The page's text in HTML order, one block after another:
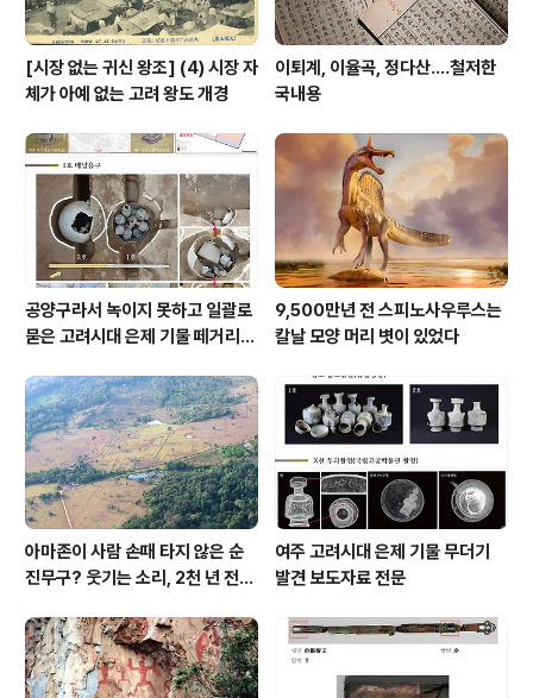
[시장 없는 귀신 왕조] (4) 시장 자
체가 아예 없는 고려 왕도 개경
이퇴계, 이율곡, 정다산....철저한
국내용
공양구라서 녹이지 못하고 일괄로
묻은 고려시대 은제 기물 떼거리로
9,500만년 전 스피노사우루스는
칼날 모양 머리 볏이 있었다
아마존이 사람 손때 타지 않은 순
진무구? 웃기는 소리, 2천 년 전에
여주 고려시대 은제 기물 무더기
발견 보도자료 전문